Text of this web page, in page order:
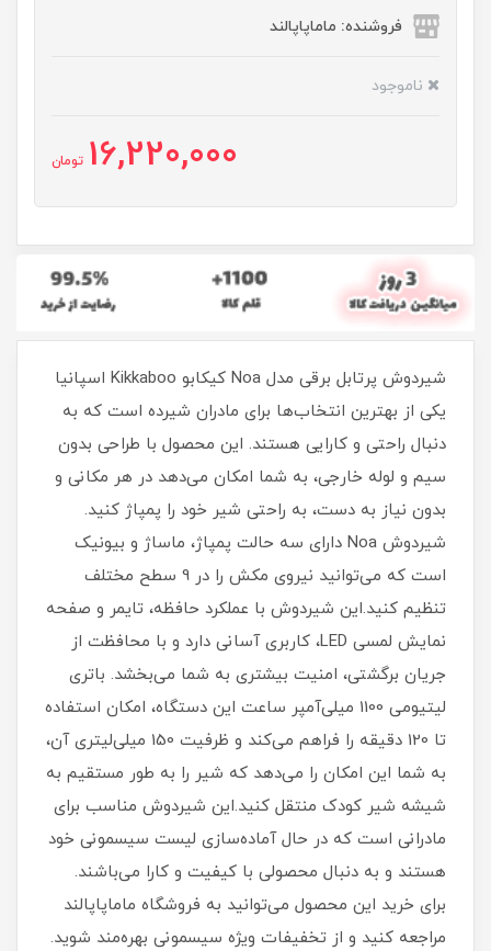
فروشنده: ماماپاپالند
ناموجود
16,220,000 تومان
شیردوش پرتابل برقی مدل Noa کیکابو Kikkaboo اسپانیا
یکی از بهترین انتخاب‌ها برای مادران شیرده است که به
دنبال راحتی و کارایی هستند. این محصول با طراحی بدون
سیم و لوله خارجی، به شما امکان می‌دهد در هر مکانی و
بدون نیاز به دست، به راحتی شیر خود را پمپاژ کنید.
شیردوش Noa دارای سه حالت پمپاژ، ماساژ و بیونیک
است که می‌توانید نیروی مکش را در 9 سطح مختلف
تنظیم کنید.این شیردوش با عملکرد حافظه، تایمر و صفحه
نمایش لمسی LED، کاربری آسانی دارد و با محافظت از
جریان برگشتی، امنیت بیشتری به شما می‌بخشد. باتری
لیتیومی 1100 میلی‌آمپر ساعت این دستگاه، امکان استفاده
تا 120 دقیقه را فراهم می‌کند و ظرفیت 150 میلی‌لیتری آن،
به شما این امکان را می‌دهد که شیر را به طور مستقیم به
شیشه شیر کودک منتقل کنید.این شیردوش مناسب برای
مادرانی است که در حال آماده‌سازی لیست سیسمونی خود
هستند و به دنبال محصولی با کیفیت و کارا می‌باشند.
برای خرید این محصول می‌توانید به فروشگاه ماماپاپالند
مراجعه کنید و از تخفیفات ویژه سیسمونی بهره‌مند شوید.